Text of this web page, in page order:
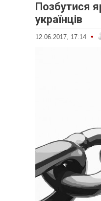
Позбутися
українців
12.06.2017, 17:14 •